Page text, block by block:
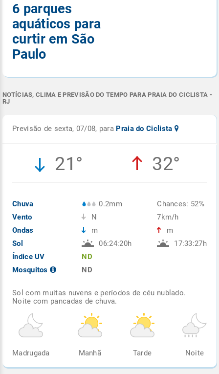
6 parques
aquáticos para
curtir em São
Paulo
NOTÍCIAS, CLIMA E PREVISÃO DO TEMPO PARA PRAIA DO CICLISTA -
RJ
Previsão de sexta, 07/08, para Praia do Ciclista
21° 32°
Chuva
Vento
Ondas
Sol
Índice UV
Mosquitos
0.2mm
N
m
06:24:20h
ND
ND
Chances: 52%
7km/h
m
17:33:27h
Sol com muitas nuvens e períodos de céu nublado.
Noite com pancadas de chuva.
Madrugada Manhã Tarde Noite